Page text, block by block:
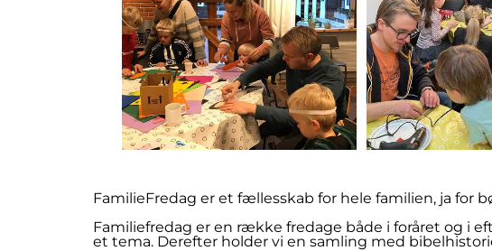
FamilieFredag er et fællesskab for hele familien, ja for
Familiefredag er en række fredage både i foråret og i
et tema. Derefter holder vi en samling med